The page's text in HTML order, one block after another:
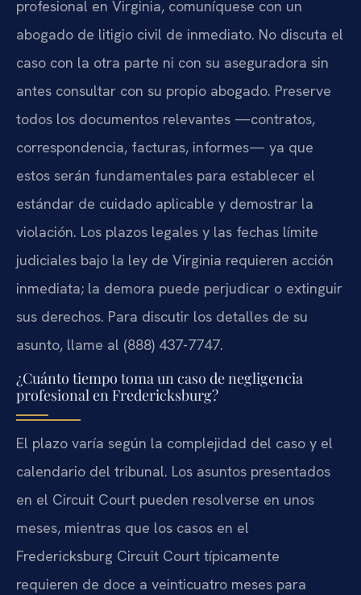
profesional en Virginia, comuníquese con un
abogado de litigio civil de inmediato. No discuta el
caso con la otra parte ni con su aseguradora sin
antes consultar con su propio abogado. Preserve
todos los documentos relevantes —contratos,
correspondencia, facturas, informes— ya que
estos serán fundamentales para establecer el
estándar de cuidado aplicable y demostrar la
violación. Los plazos legales y las fechas límite
judiciales bajo la ley de Virginia requieren acción
inmediata; la demora puede perjudicar o extinguir
sus derechos. Para discutir los detalles de su
asunto, llame al (888) 437-7747.
¿Cuánto tiempo toma un caso de negligencia
profesional en Fredericksburg?
El plazo varía según la complejidad del caso y el
calendario del tribunal. Los asuntos presentados
en el Circuit Court pueden resolverse en unos
meses, mientras que los casos en el
Fredericksburg Circuit Court típicamente
requieren de doce a veinticuatro meses para